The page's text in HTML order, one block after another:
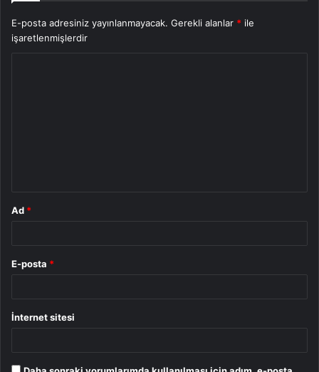
E-posta adresiniz yayınlanmayacak. Gerekli alanlar * ile
işaretlenmişlerdir
Ad *
E-posta *
İnternet sitesi